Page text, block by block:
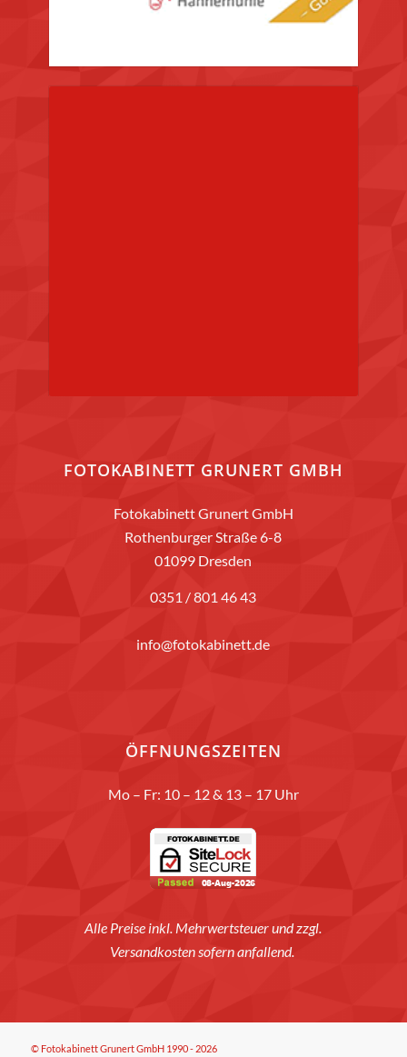
FOTOKABINETT GRUNERT GMBH
Fotokabinett Grunert GmbH
Rothenburger Straße 6-8
01099 Dresden
0351 / 801 46 43
info@fotokabinett.de
ÖFFNUNGSZEITEN
Mo – Fr: 10 – 12 & 13 – 17 Uhr
Alle Preise inkl. Mehrwertsteuer und zzgl.
Versandkosten sofern anfallend.
© Fotokabinett Grunert GmbH 1990 - 2026